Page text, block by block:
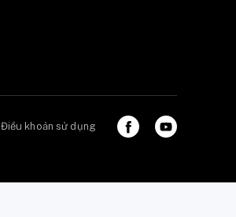
Điều khoản sử dụng